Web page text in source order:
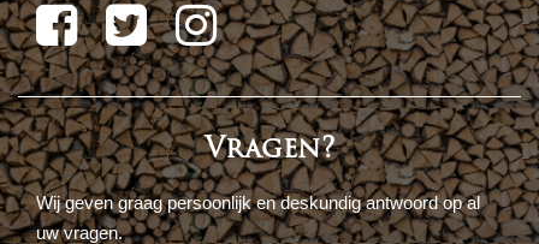
Vragen?
Wij geven graag persoonlijk en deskundig antwoord op al
uw vragen.